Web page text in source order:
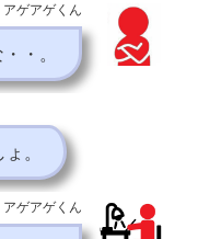
アゲアゲくん
・。
。
アゲアゲくん